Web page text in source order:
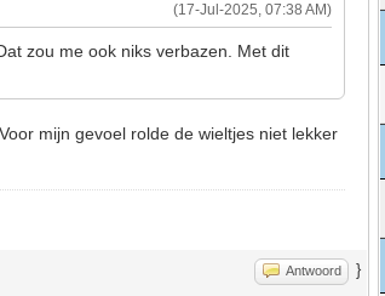
(17-Jul-2025, 07:38 AM)
zou me ook niks verbazen. Met dit
mijn gevoel rolde de wieltjes niet lekker
Antwoord }